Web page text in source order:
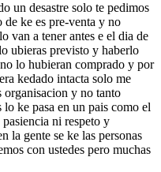
un desastre solo te pedimos
de ke es pre-venta y no
van a tener antes e el dia de
ubieras previsto y haberlo
lo hubieran comprado y por
kedado intacta solo me
organisacion y no tanto
ke pasa en un pais como el
ni respeto y
la gente se ke las personas
con ustedes pero muchas